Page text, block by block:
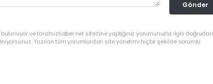
Gönder
ve tarafsizhaber.net sitesine yaptığınız yorumunuzla ilgili doğrudan
Yazılan tüm yorumlardan site yönetimi hiçbir şekilde sorumlu